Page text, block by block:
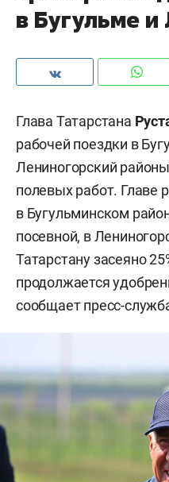
в Бугульме
Глава Татарстана
рабочей поездки в
Лениногорский
полевых работ. Главе
в Бугульминском
посевной, в
Татарстану засеяно
продолжается
сообщает пресс-